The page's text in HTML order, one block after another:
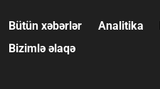
Bütün xəbərlər Analitika
Bizimlə əlaqə